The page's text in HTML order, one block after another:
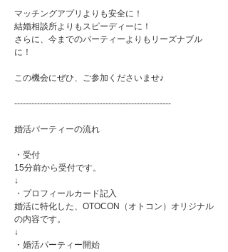
マッチングアプリよりも安全に！
結婚相談所よりもスピーディーに！
さらに、今までのパーティーよりもリーズナブル
に！
この機会にぜひ、ご参加くださいませ♪
-------------------------------------------------------
婚活パーティーの流れ
・受付
15分前から受付です。
↓
・プロフィールカード記入
婚活に特化した、OTOCON（オトコン）オリジナル
の内容です。
↓
・婚活パーティー開始